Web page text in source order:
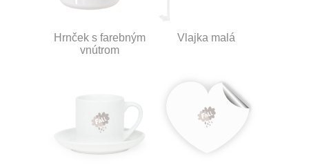
Hrnček s farebným
vnútrom
Vlajka malá